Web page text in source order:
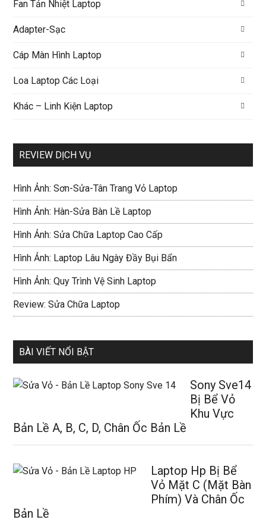
Fan Tản Nhiệt Laptop
Adapter-Sạc
Cáp Màn Hình Laptop
Loa Laptop Các Loại
Khác – Linh Kiện Laptop
REVIEW DỊCH VỤ
Hình Ảnh: Sơn-Sửa-Tân Trang Vỏ Laptop
Hình Ảnh: Hàn-Sửa Bàn Lề Laptop
Hình Ảnh: Sửa Chữa Laptop Cao Cấp
Hình Ảnh: Laptop Lâu Ngày Đầy Bụi Bẩn
Hình Ảnh: Quy Trình Vệ Sinh Laptop
Review: Sửa Chữa Laptop
BÀI VIẾT NỔI BẬT
Sony Sve14
Bị Bể Vỏ
Khu Vực
Bản Lề A, B, C, D, Chân Ốc Bản Lề
Laptop Hp Bị Bể
Vỏ Mặt C (Mặt Bàn
Phím) Và Chân Ốc
Bản Lề